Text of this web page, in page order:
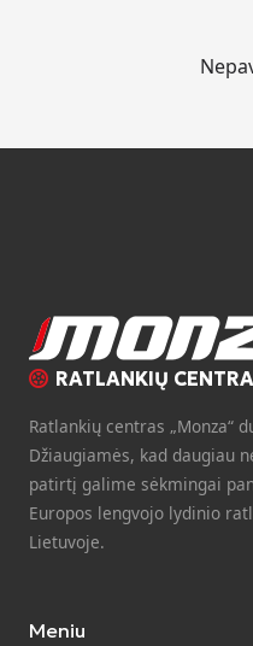
RATLANKIŲ
Ratlankių centras „Monza“
Džiaugiamės, kad daugiau
patirtį galime sėkmingai
Europos lengvojo lydinio
Lietuvoje.
Meniu